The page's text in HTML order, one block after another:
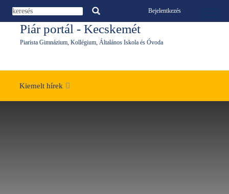
Bejelentkezés
Piár portál - Kecskemét
Piarista Gimnázium, Kollégium, Általános Iskola és Óvoda
Kiemelt hírek